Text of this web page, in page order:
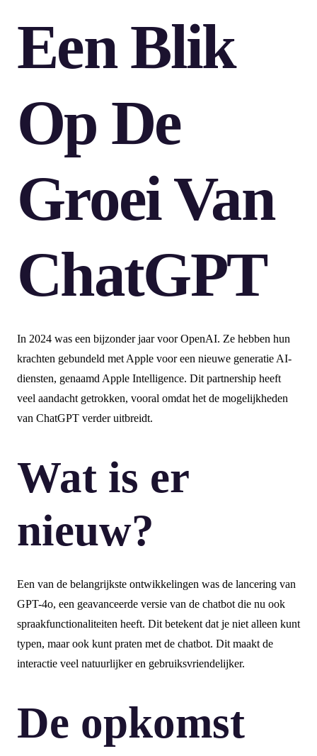
Een Blik
Op De
Groei Van
ChatGPT
In 2024 was een bijzonder jaar voor OpenAI. Ze hebben hun
krachten gebundeld met Apple voor een nieuwe generatie AI-
diensten, genaamd Apple Intelligence. Dit partnership heeft
veel aandacht getrokken, vooral omdat het de mogelijkheden
van ChatGPT verder uitbreidt.
Wat is er
nieuw?
Een van de belangrijkste ontwikkelingen was de lancering van
GPT-4o, een geavanceerde versie van de chatbot die nu ook
spraakfunctionaliteiten heeft. Dit betekent dat je niet alleen kunt
typen, maar ook kunt praten met de chatbot. Dit maakt de
interactie veel natuurlijker en gebruiksvriendelijker.
De opkomst